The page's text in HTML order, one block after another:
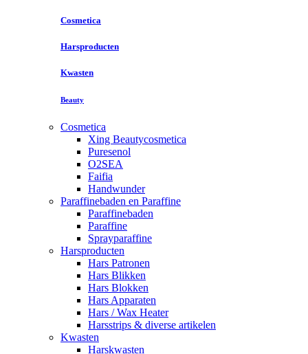
Cosmetica
Harsproducten
Kwasten
Beauty
Cosmetica
Xing Beautycosmetica
Puresenol
O2SEA
Faifia
Handwunder
Paraffinebaden en Paraffine
Paraffinebaden
Paraffine
Sprayparaffine
Harsproducten
Hars Patronen
Hars Blikken
Hars Blokken
Hars Apparaten
Hars / Wax Heater
Harsstrips & diverse artikelen
Kwasten
Harskwasten